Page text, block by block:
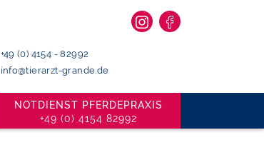
+49 (0) 4154 - 82992
info@tierarzt-grande.de
NOTDIENST PFERDEPRAXIS
+49 (0) 4154 82992